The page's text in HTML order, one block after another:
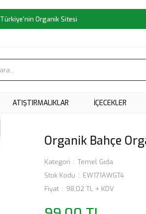
Türkiye'nin Organik Sitesi
ATIŞTIRMALIKLAR İÇECEKLER
Organik Bahçe
Kategori
Temel Gıda
Stok Kodu
EW171AWGT4
Fiyat
98,02 TL + KDV